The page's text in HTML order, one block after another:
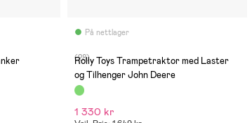
På nettlager
(28)
Rolly Toys Trampetraktor med Laster
og Tilhenger John Deere
1 330 kr